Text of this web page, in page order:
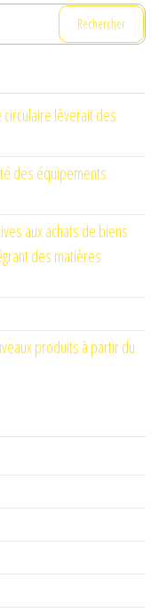
circulaire lèverait des
des équipements
aux achats de biens
des matières
produits à partir du